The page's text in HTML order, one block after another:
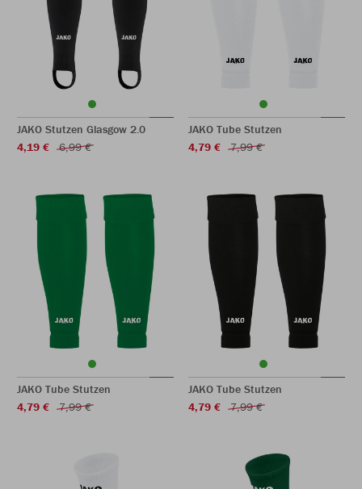
JAKO Stutzen Glasgow 2.0
4,19 €
6,99 €
JAKO Tube Stutzen
4,79 €
7,99 €
JAKO Tube Stutzen
4,79 €
7,99 €
JAKO Tube Stutzen
4,79 €
7,99 €